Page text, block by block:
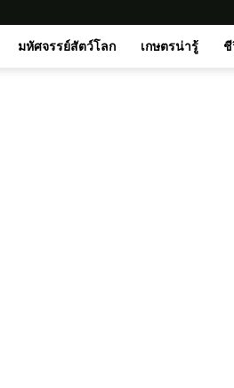
มหัศจรรย์สัตว์โลก เกษตรน่ารู้